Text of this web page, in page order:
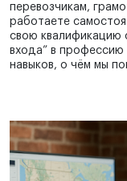
перевозчикам,
работаете
свою квалификацию
входа” в профессию
навыков, о чём мы